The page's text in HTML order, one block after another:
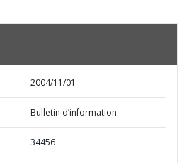
2004/11/01
Bulletin d’information
34456